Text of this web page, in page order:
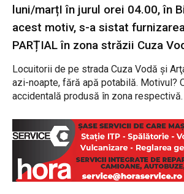
luni/marțI în jurul orei 04.00, în
acest motiv, s-a sistat
PARȚIAL în zona străzii Cuza
Locuitorii de pe strada Cuza Vodă şi
azi-noapte, fără apă potabilă. Motivul?
accidentală produsă în zona respectivă.